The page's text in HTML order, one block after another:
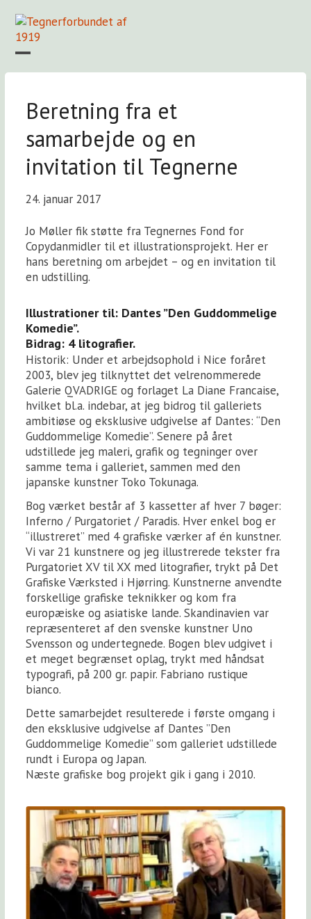
content
Beretning fra et
samarbejde og en
invitation til Tegnerne
24. januar 2017
Jo Møller fik støtte fra Tegnernes Fond for
Copydanmidler til et illustrationsprojekt. Her er
hans beretning om arbejdet – og en invitation til
en udstilling.
Illustrationer til: Dantes ”Den Guddommelige
Komedie”.
Bidrag: 4 litografier.
Historik: Under et arbejdsophold i Nice foråret
2003, blev jeg tilknyttet det velrenommerede
Galerie QVADRIGE og forlaget La Diane Francaise,
hvilket bl.a. indebar, at jeg bidrog til galleriets
ambitiøse og eksklusive udgivelse af Dantes: “Den
Guddommelige Komedie”. Senere på året
udstillede jeg maleri, grafik og tegninger over
samme tema i galleriet, sammen med den
japanske kunstner Toko Tokunaga.
Bog værket består af 3 kassetter af hver 7 bøger:
Inferno / Purgatoriet / Paradis. Hver enkel bog er
“illustreret” med 4 grafiske værker af én kunstner.
Vi var 21 kunstnere og jeg illustrerede tekster fra
Purgatoriet XV til XX med litografier, trykt på Det
Grafiske Værksted i Hjørring. Kunstnerne anvendte
forskellige grafiske teknikker og kom fra
europæiske og asiatiske lande. Skandinavien var
repræsenteret af den svenske kunstner Uno
Svensson og undertegnede. Bogen blev udgivet i
et meget begrænset oplag, trykt med håndsat
typografi, på 200 gr. papir. Fabriano rustique
bianco.
Dette samarbejdet resulterede i første omgang i
den eksklusive udgivelse af Dantes ”Den
Guddommelige Komedie” som galleriet udstillede
rundt i Europa og Japan.
Næste grafiske bog projekt gik i gang i 2010.